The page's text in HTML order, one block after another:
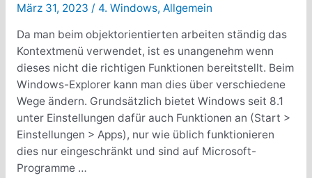
März 31, 2023 / 4. Windows, Allgemein
Da man beim objektorientierten arbeiten ständig das
Kontextmenü verwendet, ist es unangenehm wenn
dieses nicht die richtigen Funktionen bereitstellt. Beim
Windows-Explorer kann man dies über verschiedene
Wege ändern. Grundsätzlich bietet Windows seit 8.1
unter Einstellungen dafür auch Funktionen an (Start >
Einstellungen > Apps), nur wie üblich funktionieren
dies nur eingeschränkt und sind auf Microsoft-
Programme …